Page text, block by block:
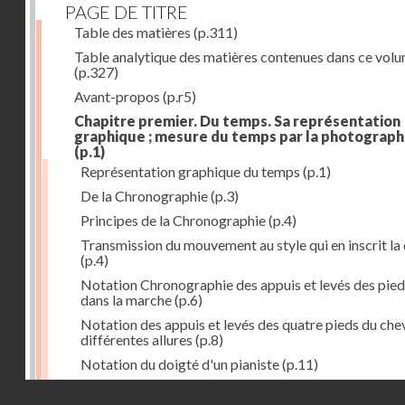
PAGE DE TITRE
Table des matières (p.311)
Table analytique des matières contenues dans ce
(p.327)
Avant-propos (p.r5)
Chapitre premier. Du temps. Sa représentation
graphique ; mesure du temps par la
(p.1)
Représentation graphique du temps (p.1)
De la Chronographie(p.3)
Principes de la Chronographie(p.4)
Transmission du mouvement au style qui en inscrit la
(p.4)
Notation Chronographie des appuis et levés des
dans la marche(p.6)
Notation des appuis et levés des quatre pieds du
différentes allures (p.8)
Notation du doigté d'un pianiste(p.11)